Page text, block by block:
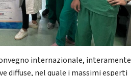
internazionale, interamente
nel quale i massimi esperti